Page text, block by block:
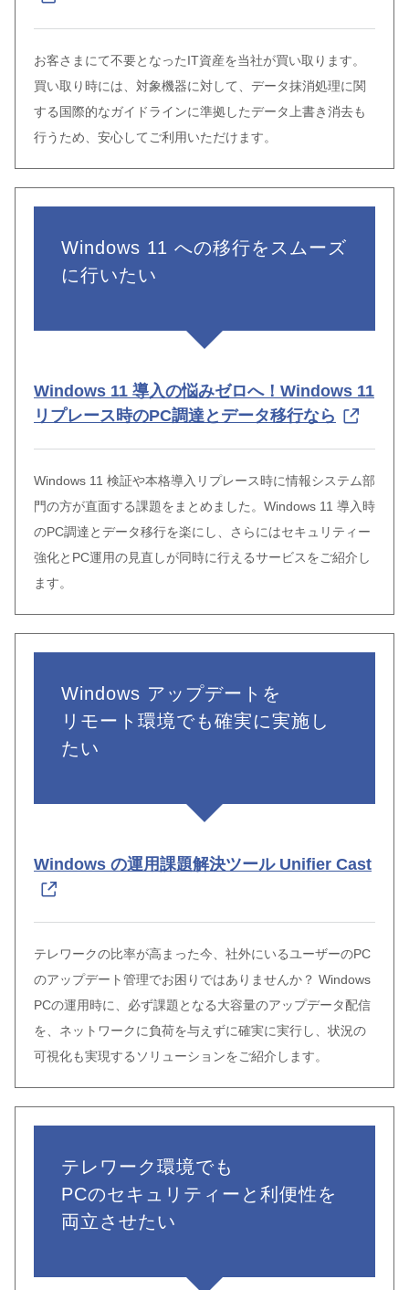
お客さまにて不要となったIT資産を当社が買い取ります。
買い取り時には、対象機器に対して、データ抹消処理に関
する国際的なガイドラインに準拠したデータ上書き消去も
行うため、安心してご利用いただけます。
Windows 11 への移行をスムーズ
に行いたい
Windows 11 導入の悩みゼロへ！Windows 11
リプレース時のPC調達とデータ移行なら
Windows 11 検証や本格導入リプレース時に情報システム部
門の方が直面する課題をまとめました。Windows 11 導入時
のPC調達とデータ移行を楽にし、さらにはセキュリティー
強化とPC運用の見直しが同時に行えるサービスをご紹介し
ます。
Windows アップデートを
リモート環境でも確実に実施し
たい
Windows の運用課題解決ツール Unifier Cast
テレワークの比率が高まった今、社外にいるユーザーのPC
のアップデート管理でお困りではありませんか？ Windows
PCの運用時に、必ず課題となる大容量のアップデータ配信
を、ネットワークに負荷を与えずに確実に実行し、状況の
可視化も実現するソリューションをご紹介します。
テレワーク環境でも
PCのセキュリティーと利便性を
両立させたい